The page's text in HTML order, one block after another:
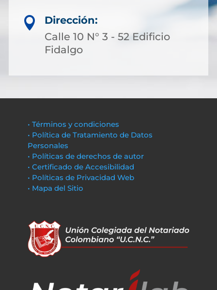

Dirección:
Calle 10 N° 3 - 52 Edificio
Fidalgo
• Términos y condiciones
• Política de Tratamiento de Datos
Personales
• Políticas de derechos de autor
• Certificado de Accesibilidad
• Políticas de Privacidad Web
• Mapa del Sitio